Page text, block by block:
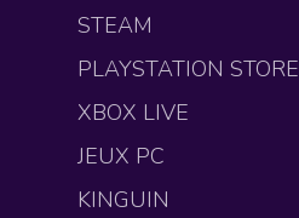
STEAM
PLAYSTATION STORE
XBOX LIVE
JEUX PC
KINGUIN